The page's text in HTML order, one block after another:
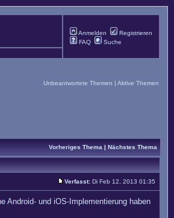
Anmelden
Registrieren
FAQ
Suche
Unbeantwortete Themen | Aktive Themen
Vorheriges Thema | Nächstes Thema
Verfasst: Di Feb 12, 2013 01:35
Android- und iOS-Implementierung haben